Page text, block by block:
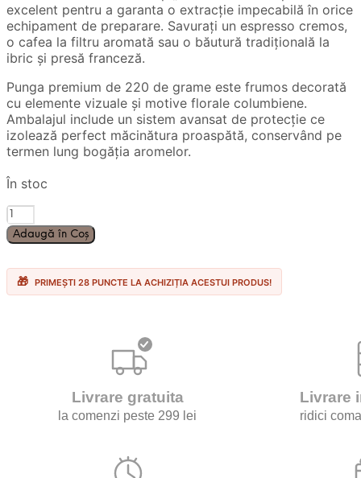
excelent pentru a garanta o extracție impecabilă în orice
echipament de preparare. Savurați un espresso cremos,
o cafea la filtru aromată sau o băutură tradițională la
ibric și presă franceză.
Punga premium de 220 de grame este frumos decorată
cu elemente vizuale și motive florale columbiene.
Ambalajul include un sistem avansat de protecție ce
izolează perfect măcinătura proaspătă, conservând pe
termen lung bogăția aromelor.
În stoc
Cantitate
Cafea
Macinata
Colombia
220gr.
Adaugă în Coș
PRIMEȘTI 28 PUNCTE LA ACHIZIȚIA ACESTUI PRODUS!